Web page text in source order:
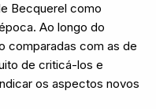
Becquerel como
Ao longo do
comparadas com as de
de criticá-los e
os aspectos novos